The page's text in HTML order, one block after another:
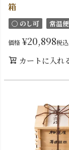
箱
〇 のし可 常温便
価格 ¥20,898税込
カートに入れ